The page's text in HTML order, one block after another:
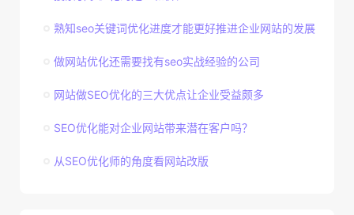
熟知seo关键词优化进度才能更好推进企业网站的发展
做网站优化还需要找有seo实战经验的公司
网站做SEO优化的三大优点让企业受益颇多
SEO优化能对企业网站带来潜在客户吗？
从SEO优化师的角度看网站改版